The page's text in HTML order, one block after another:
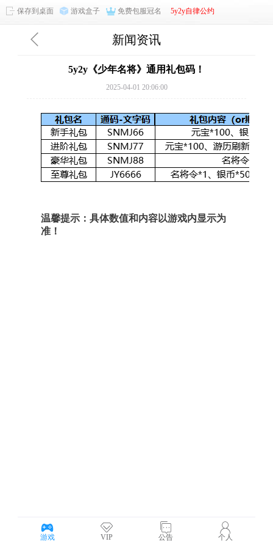
保存到桌面 游戏盒子 免费包服冠名 5y2y自律公约
新闻资讯
5y2y《少年名将》通用礼包码！
2025-04-01 20:06:00
游戏 VIP 公告 个人